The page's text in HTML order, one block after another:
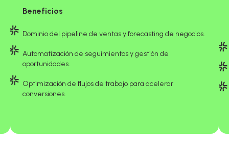
Beneficios
Dominio del pipeline de ventas y forecasting de negocios.
Automatización de seguimientos y gestión de
oportunidades.
Optimización de flujos de trabajo para acelerar
conversiones.